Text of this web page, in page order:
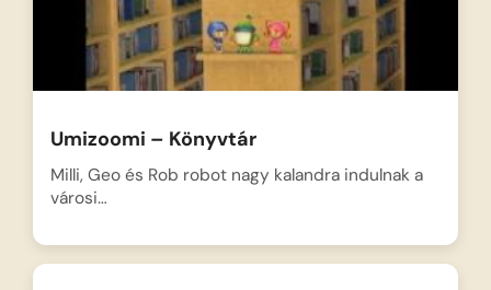
Umizoomi – Könyvtár
Milli, Geo és Rob robot nagy kalandra indulnak a
városi…